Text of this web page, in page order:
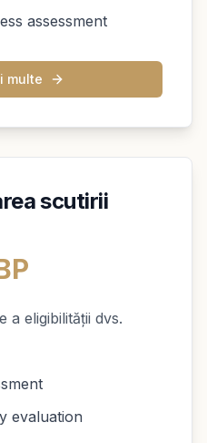
assessment
multe
scutirii
a eligibilității dvs.
evaluation